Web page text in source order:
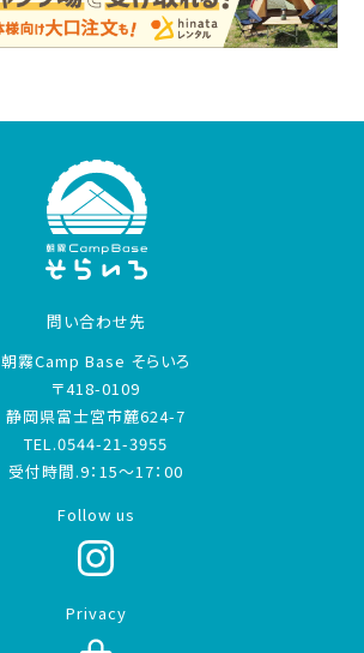
問い合わせ先
朝霧Camp Base そらいろ
〒418-0109
静岡県富士宮市麓624-7
TEL.0544-21-3955
受付時間.9：15～17：00
Follow us
Privacy